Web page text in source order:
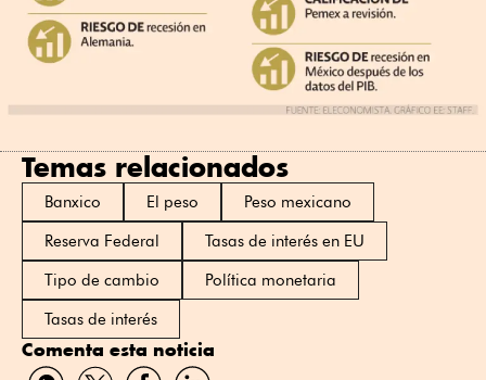
Temas relacionados
Banxico El peso
Peso mexicano
Reserva Federal
Tasas de interés en EU
Tipo de cambio
Política monetaria
Tasas de interés
Comenta esta noticia